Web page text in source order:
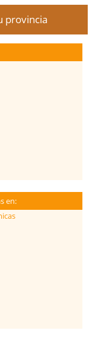
provincia
en: